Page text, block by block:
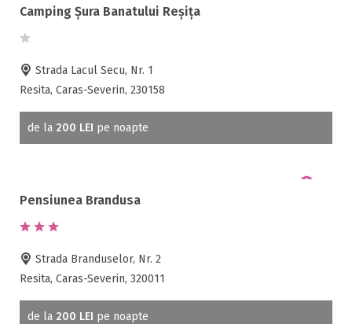
Camping Șura Banatului Reșița
Strada Lacul Secu, Nr. 1
Resita, Caras-Severin, 230158
de la 200 LEI pe noapte
Pensiunea Brandusa
Strada Branduselor, Nr. 2
Resita, Caras-Severin, 320011
de la 200 LEI pe noapte